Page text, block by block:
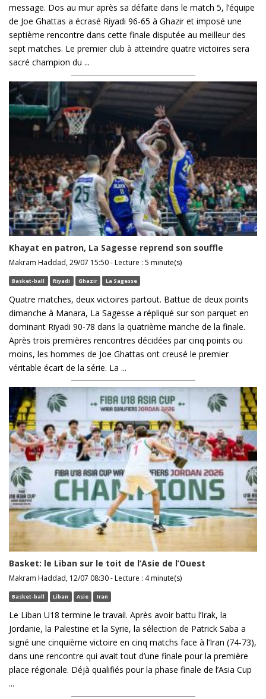
message. Dos au mur après sa défaite dans le match 5, l’équipe
de Joe Ghattas a écrasé Riyadi 96-65 à Ghazir et imposé une
septième rencontre dans cette finale disputée au meilleur des
sept matches. Le premier club à atteindre quatre victoires sera
sacré champion du ...
Khayat en patron, La Sagesse reprend son souffle
Makram Haddad, 29/07 15:50 - Lecture : 5 minute(s)
Basket-ball Riyadi Ghazir La Sagesse
Quatre matches, deux victoires partout. Battue de deux points
dimanche à Manara, La Sagesse a répliqué sur son parquet en
dominant Riyadi 90-78 dans la quatrième manche de la finale.
Après trois premières rencontres décidées par cinq points ou
moins, les hommes de Joe Ghattas ont creusé le premier
véritable écart de la série. La ...
Basket: le Liban sur le toit de l’Asie de l’Ouest
Makram Haddad, 12/07 08:30 - Lecture : 4 minute(s)
Basket-ball Liban Asie Iran
Le Liban U18 termine le travail. Après avoir battu l’Irak, la
Jordanie, la Palestine et la Syrie, la sélection de Patrick Saba a
signé une cinquième victoire en cinq matchs face à l’Iran (74-73),
dans une rencontre qui avait tout d’une finale pour la première
place régionale. Déjà qualifiés pour la phase finale de l’Asia Cup
...